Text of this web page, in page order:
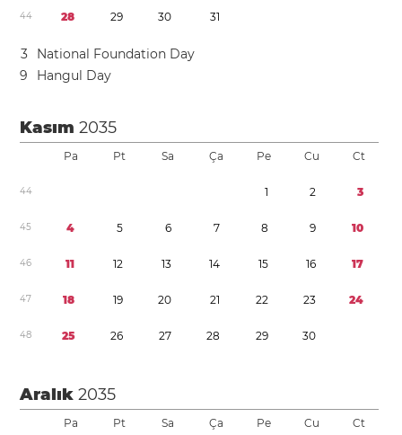
44 28 29 30 31
3
National Foundation Day
9
Hangul Day
Kasım2035
Pa Pt Sa Ça Pe Cu Ct
44 1 2 3
45 4 5 6 7 8 9 10
46 11 12 13 14 15 16 17
47 18 19 20 21 22 23 24
48 25 26 27 28 29 30
Aralık2035
Pa Pt Sa Ça Pe Cu Ct